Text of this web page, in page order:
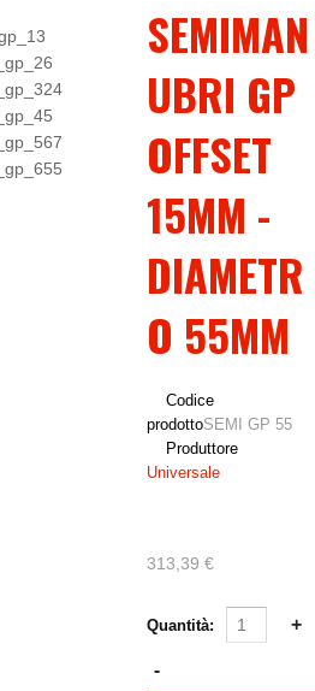
SEMIMAN
UBRI GP
OFFSET
15MM -
DIAMETR
O 55MM
Codice
prodottoSEMI GP 55
Produttore
Universale
313,39 €
Quantità: